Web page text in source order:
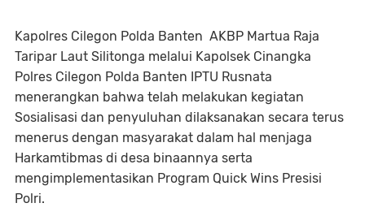
Kapolres Cilegon Polda Banten AKBP Martua Raja
Taripar Laut Silitonga melalui Kapolsek Cinangka
Polres Cilegon Polda Banten IPTU Rusnata
menerangkan bahwa telah melakukan kegiatan
Sosialisasi dan penyuluhan dilaksanakan secara terus
menerus dengan masyarakat dalam hal menjaga
Harkamtibmas di desa binaannya serta
mengimplementasikan Program Quick Wins Presisi
Polri.